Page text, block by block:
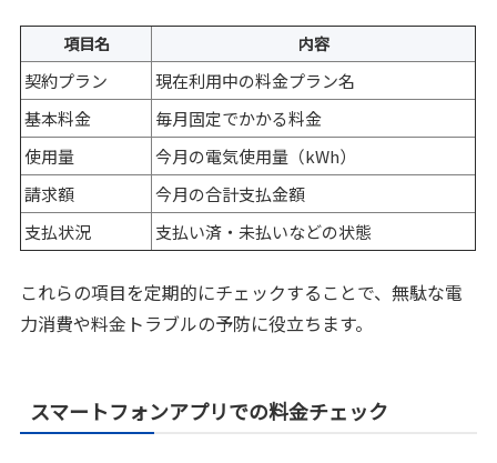
項目名 内容
契約プラン
現在利用中の料金プラン名
基本料金
毎月固定でかかる料金
使用量
今月の電気使用量（kWh）
請求額
今月の合計支払金額
支払状況
支払い済・未払いなどの状態
これらの項目を定期的にチェックすることで、無駄な電
力消費や料金トラブルの予防に役立ちます。
スマートフォンアプリでの料金チェック